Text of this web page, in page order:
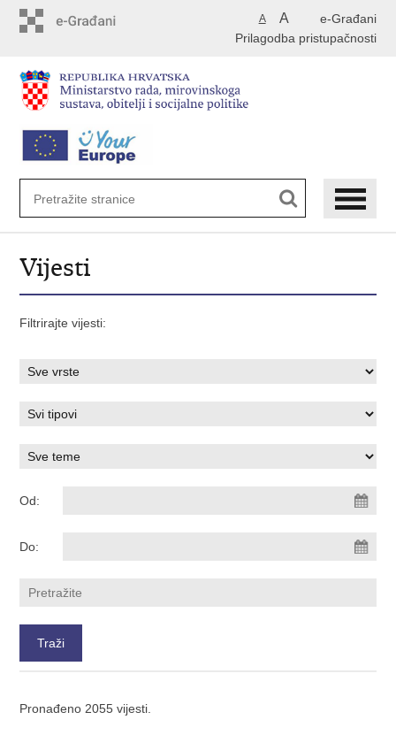
e-Građani
A A
Prilagodba pristupačnosti
Vijesti
Filtrirajte vijesti:
Od:
Do:
Pronađeno 2055 vijesti.